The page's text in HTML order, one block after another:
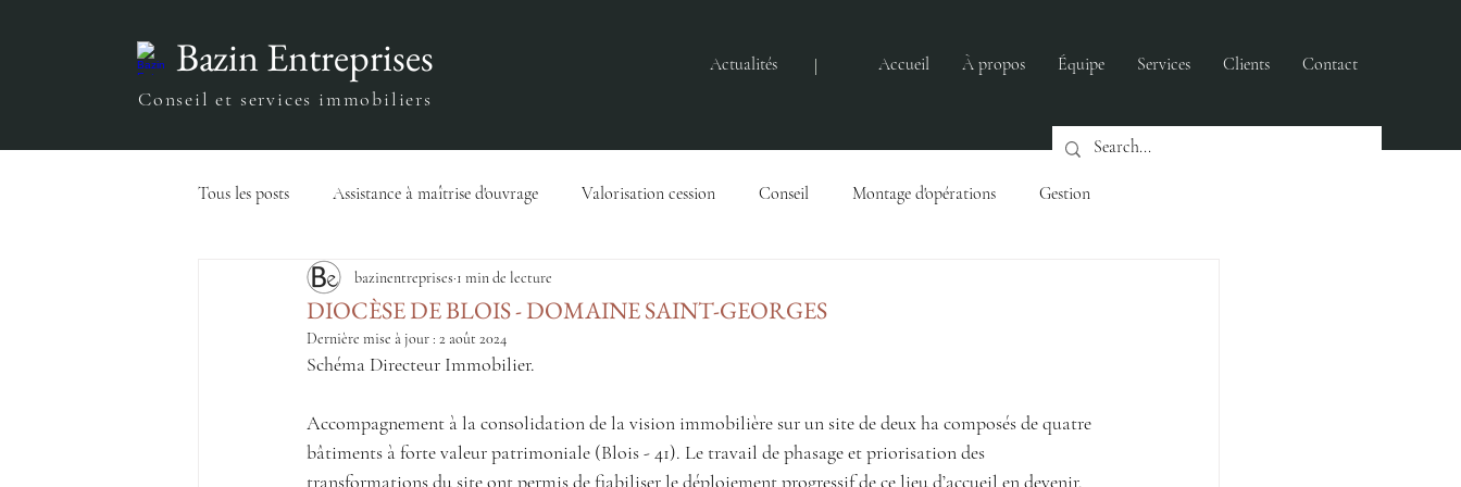
Bazin Entreprises
Conseil et services immobiliers
Accueil À propos Équipe Services Clients Contact
Actualités
Tous les posts Assistance à maîtrise d'ouvrage Valorisation cession Conseil Montage d'opérations Gestion
Ingénierie du FM Stratégie Gestion immobilière
DIOCÈSE DE BLOIS - DOMAINE SAINT-GEORGES
bazinentreprises 1 min de lecture
Dernière mise à jour : 2 août 2024
Schéma Directeur Immobilier.
Accompagnement à la consolidation de la vision immobilière sur un site de deux ha composés de quatre
bâtiments à forte valeur patrimoniale (Blois - 41). Le travail de phasage et priorisation des
transformations du site ont permis de fiabiliser le déploiement progressif de ce lieu d’accueil en devenir.